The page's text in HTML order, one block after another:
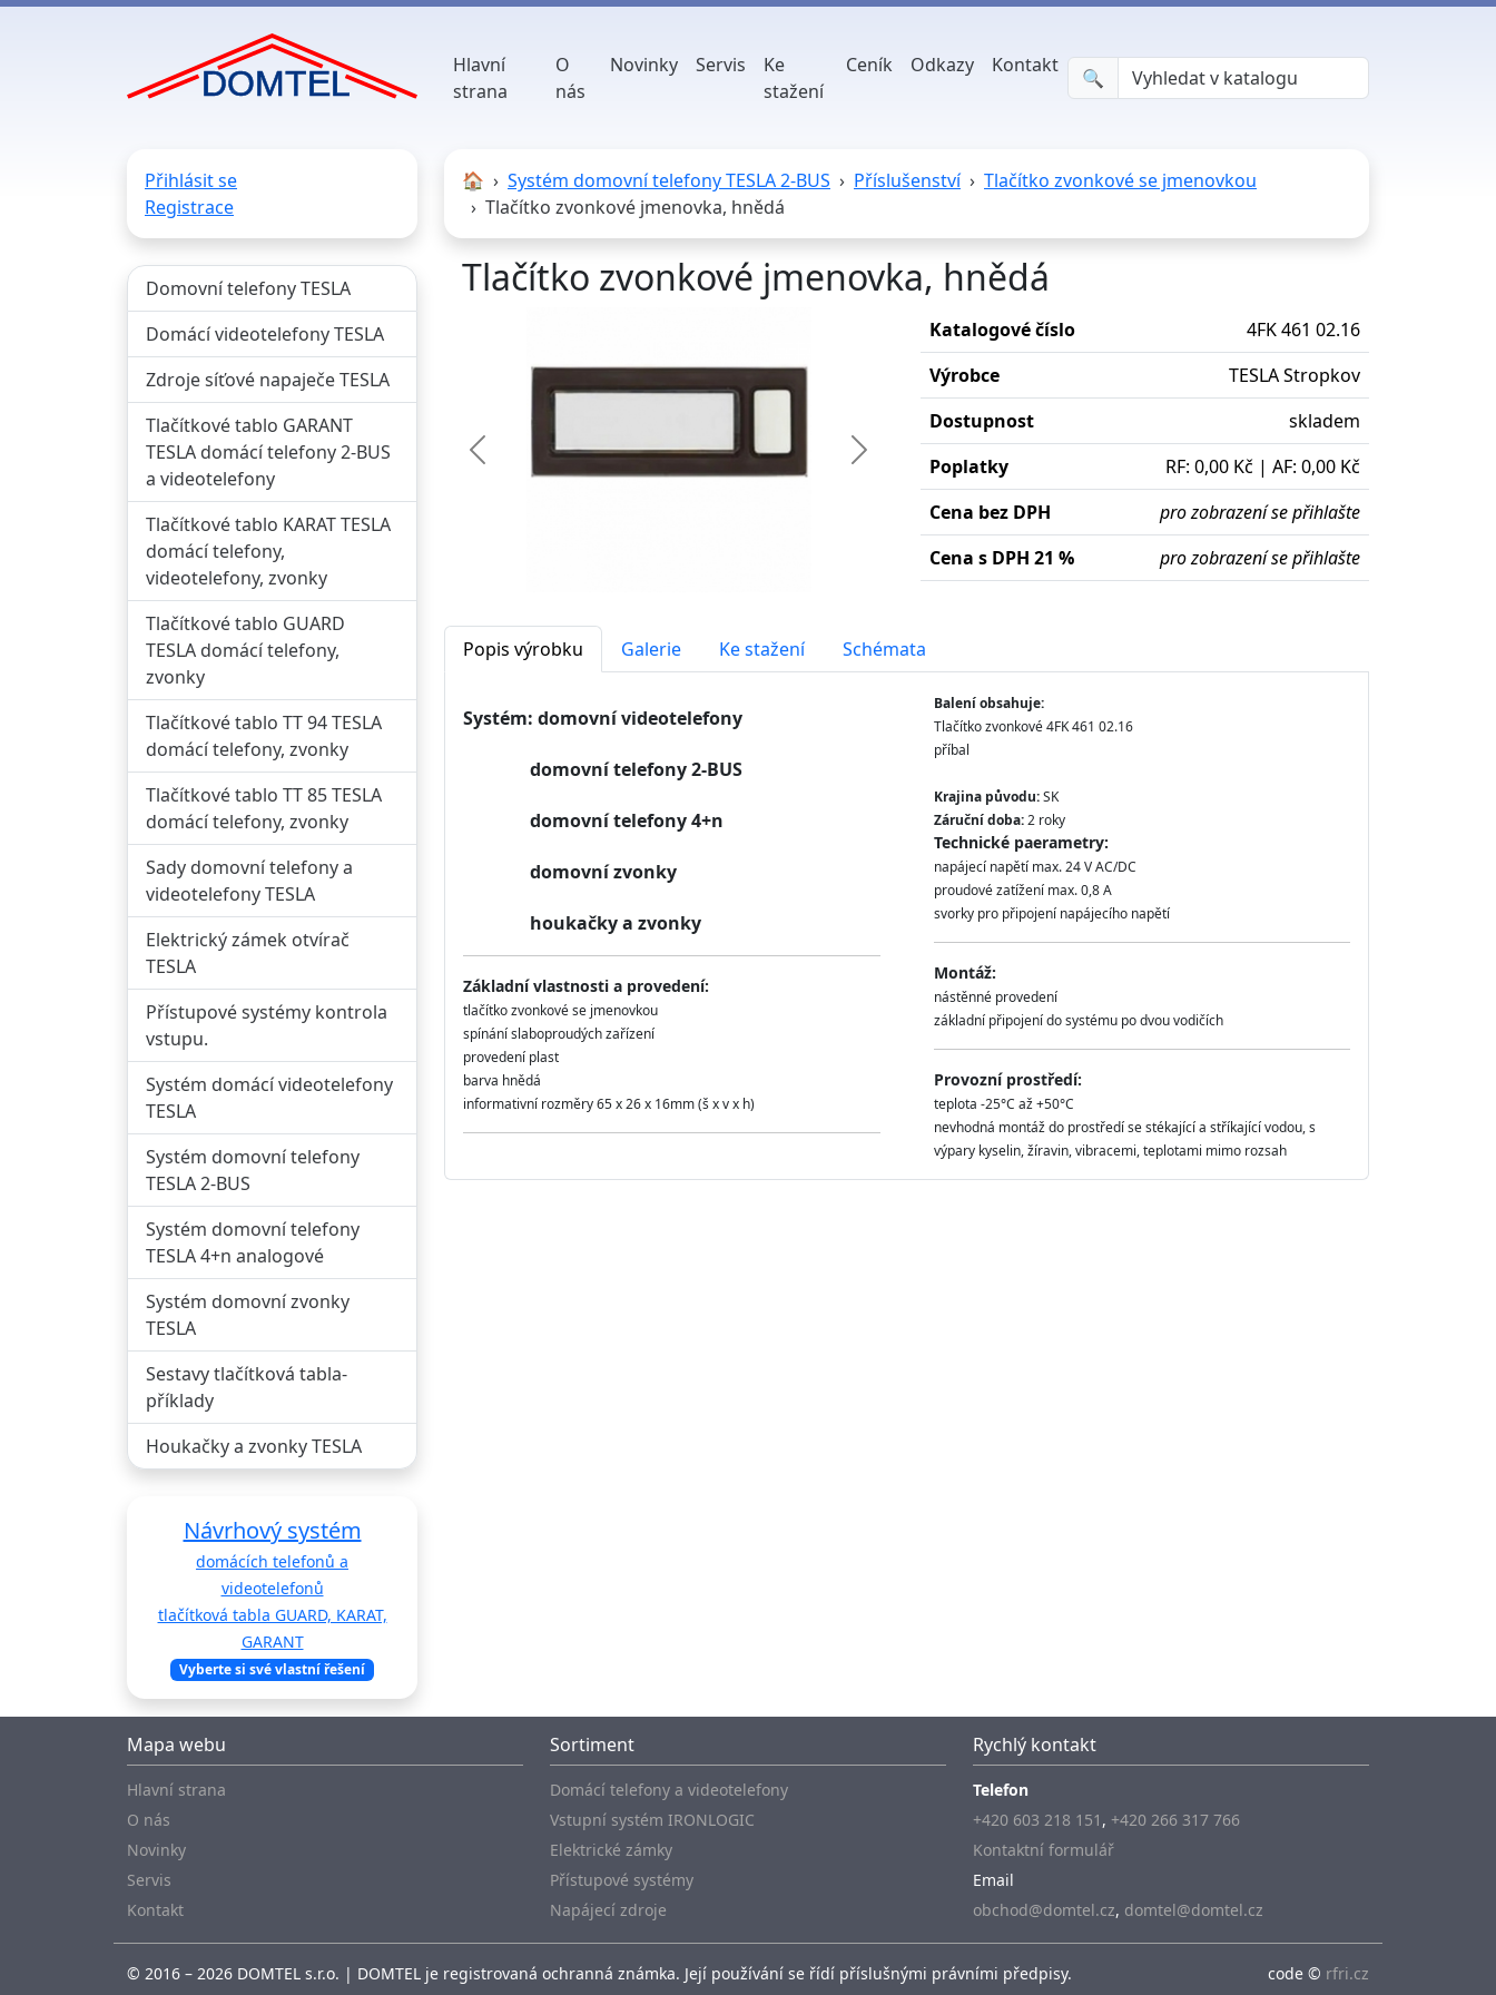
Hlavní
strana
O
nás
Novinky Servis
Ke
stažení
Ceník Odkazy Kontakt
🔍︎
Přihlásit se
Registrace
Domovní telefony TESLA
Domácí videotelefony TESLA
Zdroje síťové napaječe TESLA
Tlačítkové tablo GARANT
TESLA domácí telefony 2-BUS
a videotelefony
Tlačítkové tablo KARAT TESLA
domácí telefony,
videotelefony, zvonky
Tlačítkové tablo GUARD
TESLA domácí telefony,
zvonky
Tlačítkové tablo TT 94 TESLA
domácí telefony, zvonky
Tlačítkové tablo TT 85 TESLA
domácí telefony, zvonky
Sady domovní telefony a
videotelefony TESLA
Elektrický zámek otvírač
TESLA
Přístupové systémy kontrola
vstupu.
Systém domácí videotelefony
TESLA
Systém domovní telefony
TESLA 2-BUS
Systém domovní telefony
TESLA 4+n analogové
Systém domovní zvonky
TESLA
Sestavy tlačítková tabla-
příklady
Houkačky a zvonky TESLA
Návrhový systém
domácích telefonů a
videotelefonů
tlačítková tabla GUARD, KARAT,
GARANT
Vyberte si své vlastní řešení
🏠︎ Systém domovní telefony TESLA 2-BUS Příslušenství
Tlačítko zvonkové se jmenovkou
Tlačítko zvonkové jmenovka, hnědá
Tlačítko zvonkové jmenovka, hnědá
Předchozí Další
Katalogové číslo
4FK 461 02.16
Výrobce
TESLA Stropkov
Dostupnost
skladem
Poplatky
RF: 0,00 Kč | AF: 0,00 Kč
Cena bez DPH
pro zobrazení se přihlašte
Cena s DPH 21 %
pro zobrazení se přihlašte
Popis výrobku Galerie Ke stažení Schémata
Systém: domovní videotelefony
domovní telefony 2-BUS
domovní telefony 4+n
domovní zvonky
houkačky a zvonky
Základní vlastnosti a provedení:
tlačítko zvonkové se jmenovkou
spínání slaboproudých zařízení
provedení plast
barva hnědá
informativní rozměry 65 x 26 x 16mm (š x v x h)
Balení obsahuje:
Tlačítko zvonkové 4FK 461 02.16
příbal
Krajina původu:SK
Záruční doba:2 roky
Technické paerametry:
napájecí napětí max. 24 V AC/DC
proudové zatížení max. 0,8 A
svorky pro připojení napájecího napětí
Montáž:
nástěnné provedení
základní připojení do systému po dvou vodičích
Provozní prostředí:
teplota -25°C až +50°C
nevhodná montáž do prostředí se stékající a stříkající vodou, s
výpary kyselin, žíravin, vibracemi, teplotami mimo rozsah
Mapa webu
Hlavní strana
O nás
Novinky
Servis
Kontakt
Sortiment
Domácí telefony a videotelefony
Vstupní systém IRONLOGIC
Elektrické zámky
Přístupové systémy
Napájecí zdroje
Rychlý kontakt
Telefon
+420 603 218 151 , +420 266 317 766
Kontaktní formulář
Email
obchod@domtel.cz, domtel@domtel.cz
© 2016 – 2026 DOMTEL s.r.o. | DOMTEL je registrovaná ochranná známka. Její používání se řídí příslušnými právními předpisy. code © rfri.cz